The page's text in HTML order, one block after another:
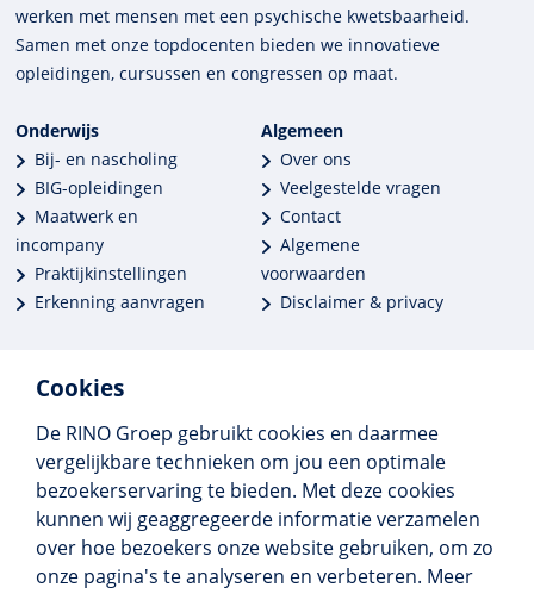
Cookies
De RINO Groep gebruikt cookies en daarmee
vergelijkbare technieken om jou een optimale
bezoekerservaring te bieden. Met deze cookies
kunnen wij geaggregeerde informatie verzamelen
over hoe bezoekers onze website gebruiken, om zo
onze pagina's te analyseren en verbeteren. Meer
werken met mensen met een psychische kwets­baar­heid.
Samen met onze top­docenten bieden we innova­tieve
opleidingen, cursussen en congres­sen op maat.
Onderwijs
Bij- en nascholing
BIG-opleidingen
Maatwerk en
incompany
Praktijkinstellingen
Erkenning aanvragen
Algemeen
Over ons
Veelgestelde vragen
Contact
Algemene
voorwaarden
Disclaimer & privacy
Meer dan 250 opleidingen
Alle BIG-opleidingen in huis
Cedeo-erkend en CRKBO-geregistreerd
Gemiddelde beoordeling 8,4